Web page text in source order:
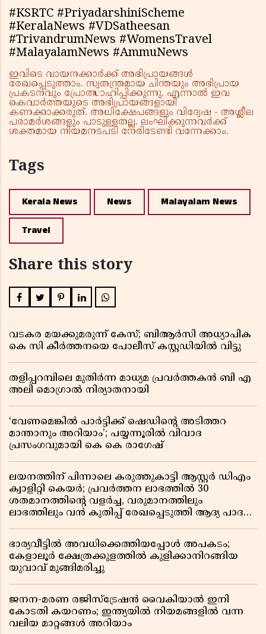
#KSRTC #PriyadarshiniScheme
#KeralaNews #VDSatheesan
#TrivandrumNews #WomensTravel
#MalayalamNews #AmmuNews
ഇവിടെ വായനക്കാർക്ക് അഭിപ്രായങ്ങൾ
രേഖപ്പെടുത്താം. സ്വതന്ത്രമായ ചിന്തയും അഭിപ്രായ
പ്രകടനവും പ്രോത്സാഹിപ്പിക്കുന്നു. എന്നാൽ ഇവ
കെവാർത്തയുടെ അഭിപ്രായങ്ങളായി
കണക്കാക്കരുത്. അധിക്ഷേപങ്ങളും വിദ്വേഷ - അശ്ലീല
പരാമർശങ്ങളും പാടുള്ളതല്ല. ലംഘിക്കുന്നവർക്ക്
ശക്തമായ നിയമനടപടി നേരിടേണ്ടി വന്നേക്കാം.
Tags
Kerala News News Malayalam News
Travel
Share this story
വടകര മയക്കുമരുന്ന് കേസ്; ബിആർസി അധ്യാപിക
കെ സി കീർത്തനയെ പോലീസ് കസ്റ്റഡിയിൽ വിട്ടു
തളിപ്പറമ്പിലെ മുതിർന്ന മാധ്യമ പ്രവർത്തകൻ ബി എ
അലി മൊഗ്രാൽ നിര്യാതനായി
‘വേണമെങ്കിൽ പാർട്ടിക്ക് ഷെഡിൻ്റെ അടിത്തറ
മാന്താനും അറിയാം’; പയ്യന്നൂരിൽ വിവാദ
പ്രസംഗവുമായി കെ കെ രാഗേഷ്
ലയനത്തിന് പിന്നാലെ കരുത്തുകാട്ടി ആസ്റ്റർ ഡിഎം
ക്വാളിറ്റി കെയർ; പ്രവർത്തന ലാഭത്തിൽ 30
ശതമാനത്തിൻ്റെ വളർച്ച, വരുമാനത്തിലും
ലാഭത്തിലും വൻ കുതിപ്പ് രേഖപ്പെടുത്തി ആദ്യ പാദ
ഭാര്യവീട്ടിൽ അവധിക്കെത്തിയപ്പോൾ അപകടം;
കേളാലൂർ ക്ഷേത്രക്കുളത്തിൽ കുളിക്കാനിറങ്ങിയ
യുവാവ് മുങ്ങിമരിച്ചു
ജനന-മരണ രജിസ്ട്രേഷൻ വൈകിയാൽ ഇനി
കോടതി കയറണം; ഇന്ത്യയിൽ നിയമങ്ങളിൽ വന്ന
വലിയ മാറ്റങ്ങൾ അറിയാം